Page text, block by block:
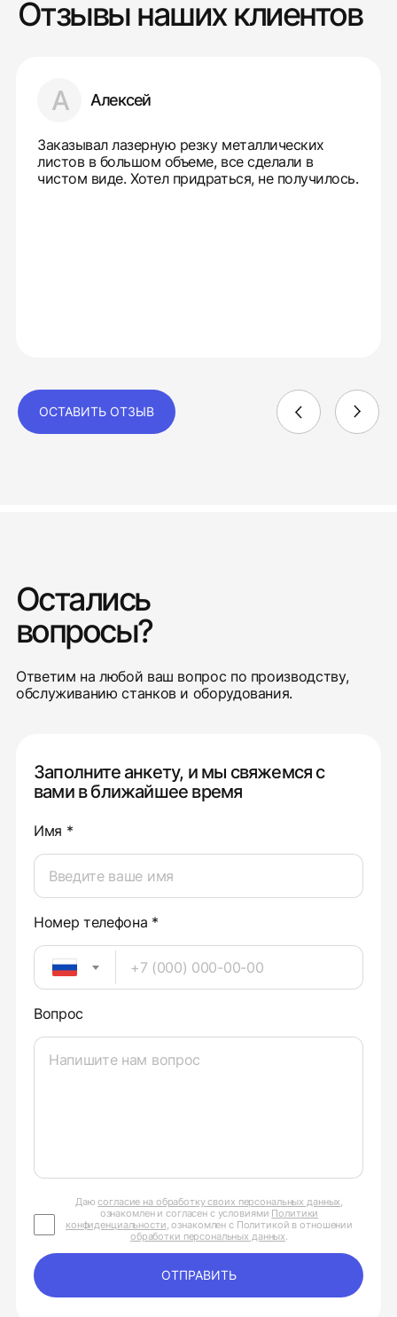
Отзывы наших клиентов
А Алексей
Заказывал лазерную резку металлических
листов в большом объеме, все сделали в
чистом виде. Хотел придраться, не получилось.
ОСТАВИТЬ ОТЗЫВ
Остались
вопросы?
Ответим на любой ваш вопрос по производству,
обслуживанию станков и оборудования.
Заполните анкету, и мы свяжемся с
вами в ближайшее время
Имя *
Номер телефона *
Вопрос
Даюсогласие на обработку своих персональных данных,
ознакомлен и согласен с условиями Политики
конфиденциальности, ознакомлен с Политикой в отношении
обработки персональных данных.
ОТПРАВИТЬ